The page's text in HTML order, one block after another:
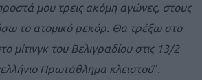
μου τρεις ακόμη αγώνες, στους
το ατομικό ρεκόρ. Θα τρέξω στο
μίτινγκ του Βελιγραδίου στις 13/2
Πρωτάθλημα κλειστού“.